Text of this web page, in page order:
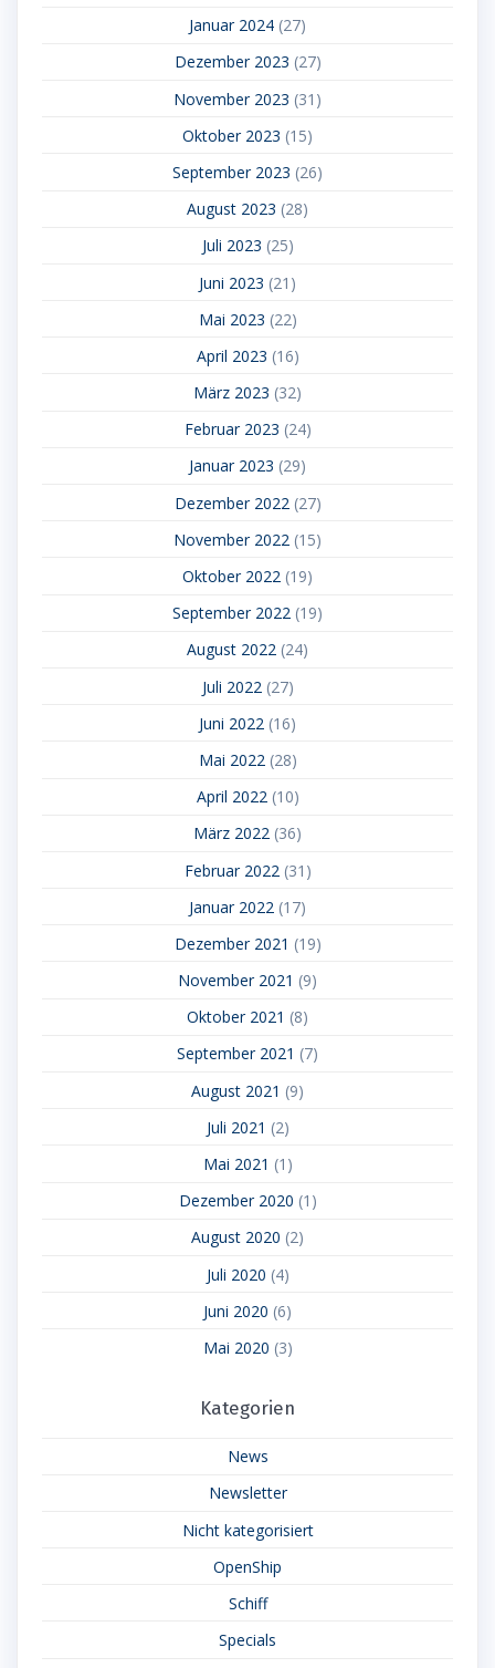
Januar 2024 (27)
Dezember 2023 (27)
November 2023 (31)
Oktober 2023 (15)
September 2023 (26)
August 2023 (28)
Juli 2023 (25)
Juni 2023 (21)
Mai 2023 (22)
April 2023 (16)
März 2023 (32)
Februar 2023 (24)
Januar 2023 (29)
Dezember 2022 (27)
November 2022 (15)
Oktober 2022 (19)
September 2022 (19)
August 2022 (24)
Juli 2022 (27)
Juni 2022 (16)
Mai 2022(28)
April 2022(10)
März 2022 (36)
Februar 2022 (31)
Januar 2022 (17)
Dezember 2021 (19)
November 2021 (9)
Oktober 2021 (8)
September 2021 (7)
August 2021 (9)
Juli 2021 (2)
Mai 2021 (1)
Dezember 2020 (1)
August 2020 (2)
Juli 2020 (4)
Juni 2020 (6)
Mai 2020 (3)
Kategorien
News
Newsletter
Nicht kategorisiert
OpenShip
Schiff
Specials